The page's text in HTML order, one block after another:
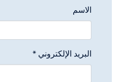
الاسم
البريد الإلكتروني *